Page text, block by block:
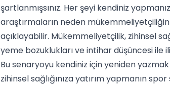
şartlanmışsınız. Her şeyi kendiniz
araştırmaların neden
açıklayabilir. Mükemmeliyetçilik, zihinsel
yeme bozuklukları ve intihar düşüncesi ile
Bu senaryoyu kendiniz için yeniden
zihinsel sağlığınıza yatırım yapmanın